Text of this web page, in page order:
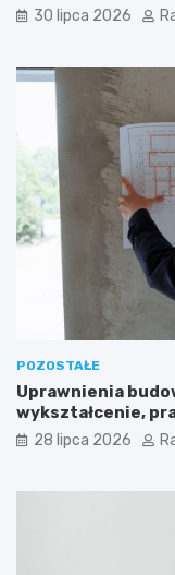
30 lipca 2026
POZOSTAŁE
Uprawnienia
wykształcenie,
28 lipca 2026